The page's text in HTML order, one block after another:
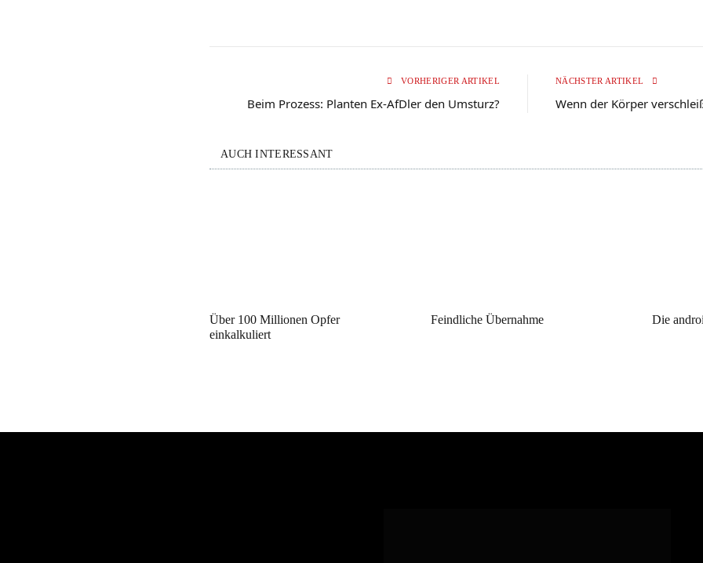
VORHERIGER ARTIKEL
Beim Prozess: Planten Ex-AfDler den Umsturz?
NÄCHSTER ARTIKEL
Wenn der Körper
AUCH INTERESSANT
Über 100 Millionen Opfer
einkalkuliert
Feindliche Übernahme Die